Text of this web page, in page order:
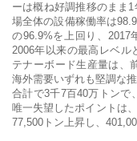
ーは概ね好調推移のまま
場全体の設備稼働率は
の96.9%を上回り、2017
2006年以来の最高レベル
テナーボード生産量は、
海外需要いずれも堅調な
合計で3千7百40万トンで
唯一失望したポイントは
77,500トン上昇し、